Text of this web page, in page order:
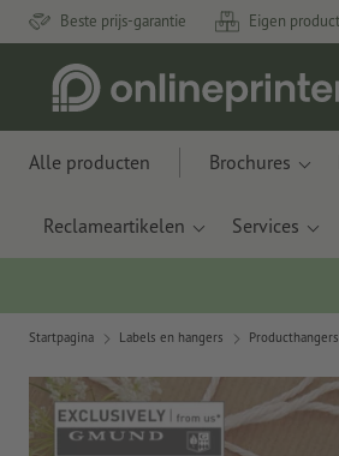
Beste prijs-garantie Eigen
Alle producten Brochures
Reclameartikelen Services
Startpagina Labels en hangers